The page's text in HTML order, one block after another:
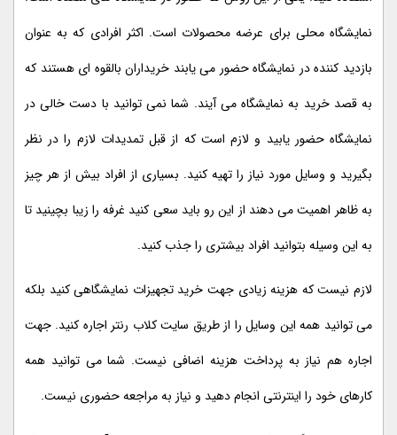
نمایشگاه محلی برای عرضه محصولات است. اکثر افرادی که به عنوان
بازدید کننده در نمایشگاه حضور می یابند خریداران بالقوه ای هستند که
به قصد خرید به نمایشگاه می آیند. شما نمی توانید با دست خالی در
نمایشگاه حضور یابید و لازم است که از قبل تمدیدات لازم را در نظر
بگیرید و وسایل مورد نیاز را تهیه کنید. بسیاری از افراد بیش از هر چیز
به ظاهر اهمیت می دهند از این رو باید سعی کنید غرفه را زیبا بچینید تا
به این وسیله بتوانید افراد بیشتری را جذب کنید.
لازم نیست که هزینه زیادی جهت خرید تجهیزات نمایشگاهی کنید بلکه
می توانید همه این وسایل را از طریق سایت کلاب رنتر اجاره کنید. جهت
اجاره هم نیاز به پرداخت هزینه اضافی نیست. شما می توانید همه
کارهای خود را اینترنتی انجام دهید و نیاز به مراجعه حضوری نیست.